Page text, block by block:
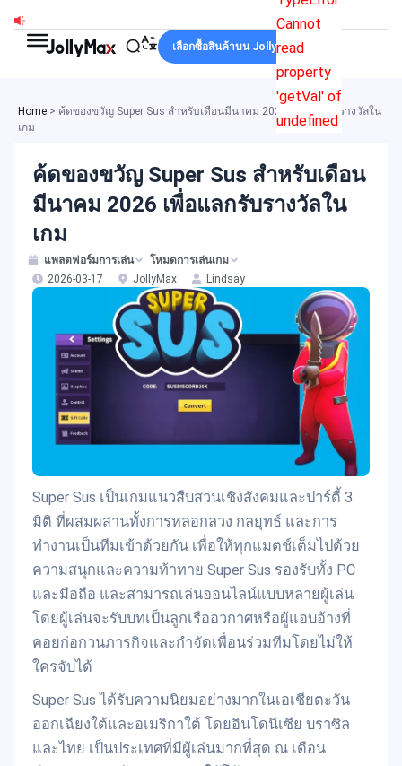
content
Cannot
read
property
'getVal' of
undefined
เลือกซื้อสินค้าบน JollyMax
Home > ค้ดของขวัญ Super Sus สำหรับเดือนมีนาคม 2026 เพื่อแลกรับรางวัลใน
เกม
ค้ดของขวัญ Super Sus สำหรับเดือน
มีนาคม 2026 เพื่อแลกรับรางวัลใน
เกม
แพลตฟอร์มการเล่น
โหมดการเล่นเกม
2026-03-17
JollyMax Lindsay
Super Sus เป็นเกมแนวสืบสวนเชิงสังคมและปาร์ตี้ 3
มิติ ที่ผสมผสานทั้งการหลอกลวง กลยุทธ์ และการ
ทำงานเป็นทีมเข้าด้วยกัน เพื่อให้ทุกแมตช์เต็มไปด้วย
ความสนุกและความท้าทาย Super Sus รองรับทั้ง PC
และมือถือ และสามารถเล่นออนไลน์แบบหลายผู้เล่น
โดยผู้เล่นจะรับบทเป็นลูกเรืออวกาศหรือผู้แอบอ้างที่
คอยก่อกวนภารกิจและกำจัดเพื่อนร่วมทีมโดยไม่ให้
ใครจับได้
Super Sus ได้รับความนิยมอย่างมากในเอเชียตะวัน
ออกเฉียงใต้และอเมริกาใต้ โดยอินโดนีเซีย บราซิล
และไทย เป็นประเทศที่มีผู้เล่นมากที่สุด ณ เดือน